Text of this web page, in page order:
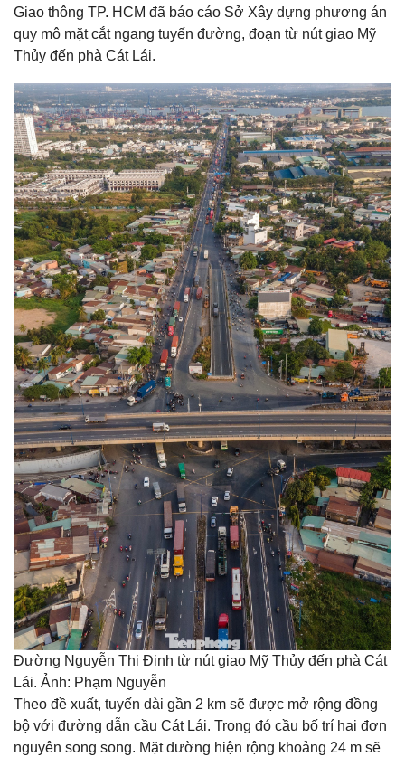
Giao thông TP. HCM đã báo cáo Sở Xây dựng phương án
quy mô mặt cắt ngang tuyến đường, đoạn từ nút giao Mỹ
Thủy đến phà Cát Lái.
Đường Nguyễn Thị Định từ nút giao Mỹ Thủy đến phà Cát
Lái. Ảnh: Phạm Nguyễn
Theo đề xuất, tuyến dài gần 2 km sẽ được mở rộng đồng
bộ với đường dẫn cầu Cát Lái. Trong đó cầu bố trí hai đơn
nguyên song song. Mặt đường hiện rộng khoảng 24 m sẽ